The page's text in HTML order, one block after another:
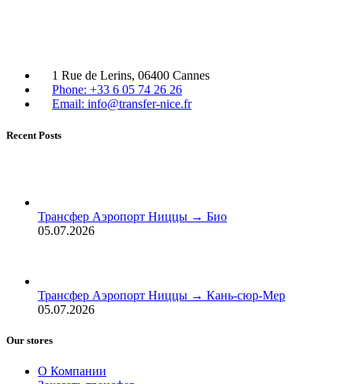
1 Rue de Lerins, 06400 Cannes
Phone: +33 6 05 74 26 26
Email: info@transfer-nice.fr
Recent Posts
Трансфер Аэропорт Ниццы → Био
05.07.2026
Трансфер Аэропорт Ниццы → Кань-сюр-Мер
05.07.2026
Our stores
О Компании